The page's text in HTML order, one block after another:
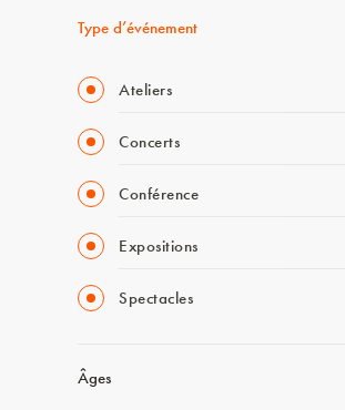
Type d’événement
Ateliers
Concerts
Conférence
Expositions
Spectacles
Âges